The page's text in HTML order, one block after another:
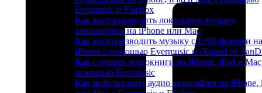
Evermusic и Flacbox
Как воспроизводить локальную музыку,
хранящуюся на iPhone или Mac
Как воспроизводить музыку с USB-флешки на
iPhone с помощью Evermusic и iXpand от
Как слушать аудиокниги на iPhone, iPad и
помощью Evermusic
Как использовать аудио эквалайзер на iPhone,